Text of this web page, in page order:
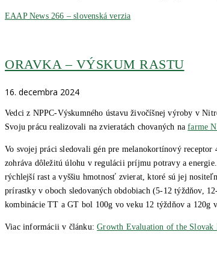
EAAP News 266 – slovenská verzia
ORAVKA – VÝSKUM RASTU
16. decembra 2024
Vedci z NPPC-Výskumného ústavu živočíšnej výroby v
Svoju prácu realizovali na zvieratách chovaných nafarme
Vo svojej práci sledovali gén pre melanokortínový
zohráva dôležitú úlohu v regulácii príjmu potravy a
rýchlejší rast a vyššiu hmotnosť zvierat, ktoré sú jej
prírastky v oboch sledovaných obdobiach (5-12 týždňov,
kombinácie TT a GT bol 100g vo veku 12 týždňov a 120g
Viac informácii v článku:Growth Evaluation of the Slovak